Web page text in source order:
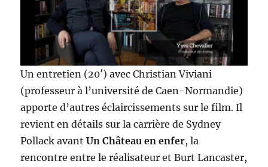
Un entretien (20′) avec Christian Viviani
(professeur à l’université de Caen-Normandie)
apporte d’autres éclaircissements sur le film. Il
revient en détails sur la carrière de Sydney
Pollack avantUn Château en enfer, la
rencontre entre le réalisateur et Burt Lancaster,